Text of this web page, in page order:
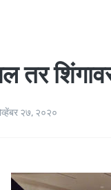
तर
२७, २०२०